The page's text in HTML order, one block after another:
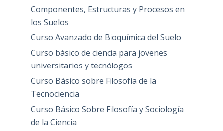
Componentes, Estructuras y Procesos en
los Suelos
Curso Avanzado de Bioquímica del Suelo
Curso básico de ciencia para jovenes
universitarios y tecnólogos
Curso Básico sobre Filosofía de la
Tecnociencia
Curso Básico Sobre Filosofía y Sociología
de la Ciencia